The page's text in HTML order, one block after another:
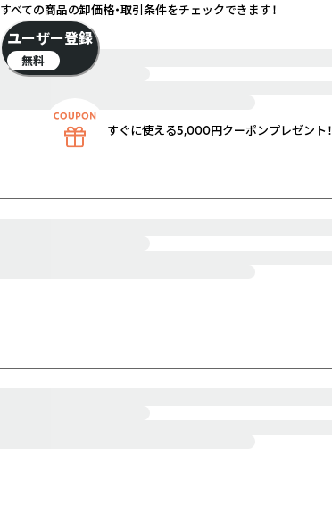
すべての商品の卸価格・取引条件をチェックできます！
ユーザー登録
無料
すぐに使える5,000円クーポンプレゼント！